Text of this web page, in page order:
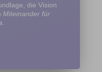
die Vision
Miteinander für